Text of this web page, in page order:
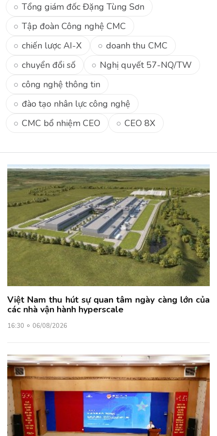
Tổng giám đốc Đặng Tùng Sơn
Tập đoàn Công nghệ CMC
chiến lược AI-X
doanh thu CMC
chuyển đổi số
Nghị quyết 57-NQ/TW
công nghệ thông tin
đào tạo nhân lực công nghệ
CMC bổ nhiệm CEO
CEO 8X
Việt Nam thu hút sự quan tâm ngày càng lớn của
các nhà vận hành hyperscale
16:30 06/08/2026